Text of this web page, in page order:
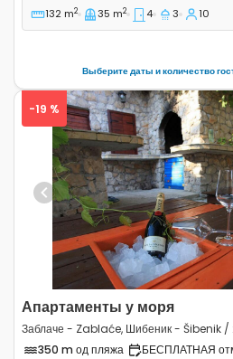
132 m2 35 m2 4 3 10
Выберите даты и количество
Previous
-19 %
Апартаменты у моря
Заблаче - Zablaće, Шибеник - Šibenik /
350 m од пляжа
БЕСПЛАТНАЯ